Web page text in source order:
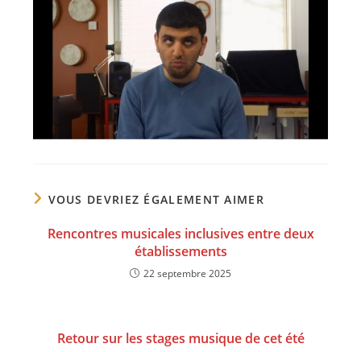
VOUS DEVRIEZ ÉGALEMENT AIMER
Rencontres musicales inclusives entre deux
établissements
22 septembre 2025
Retour sur les stages musique de cet été